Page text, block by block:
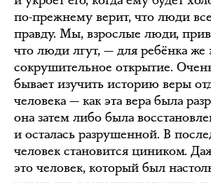
по-прежнему верит, что люди
правду. Мы, взрослые люди,
что люди лгут, — для ребёнка же
сокрушительное открытие.
бывает изучить историю веры
человека — как эта вера была
она затем либо была
и осталась разрушенной. В
человек становится циником.
это человек, который был